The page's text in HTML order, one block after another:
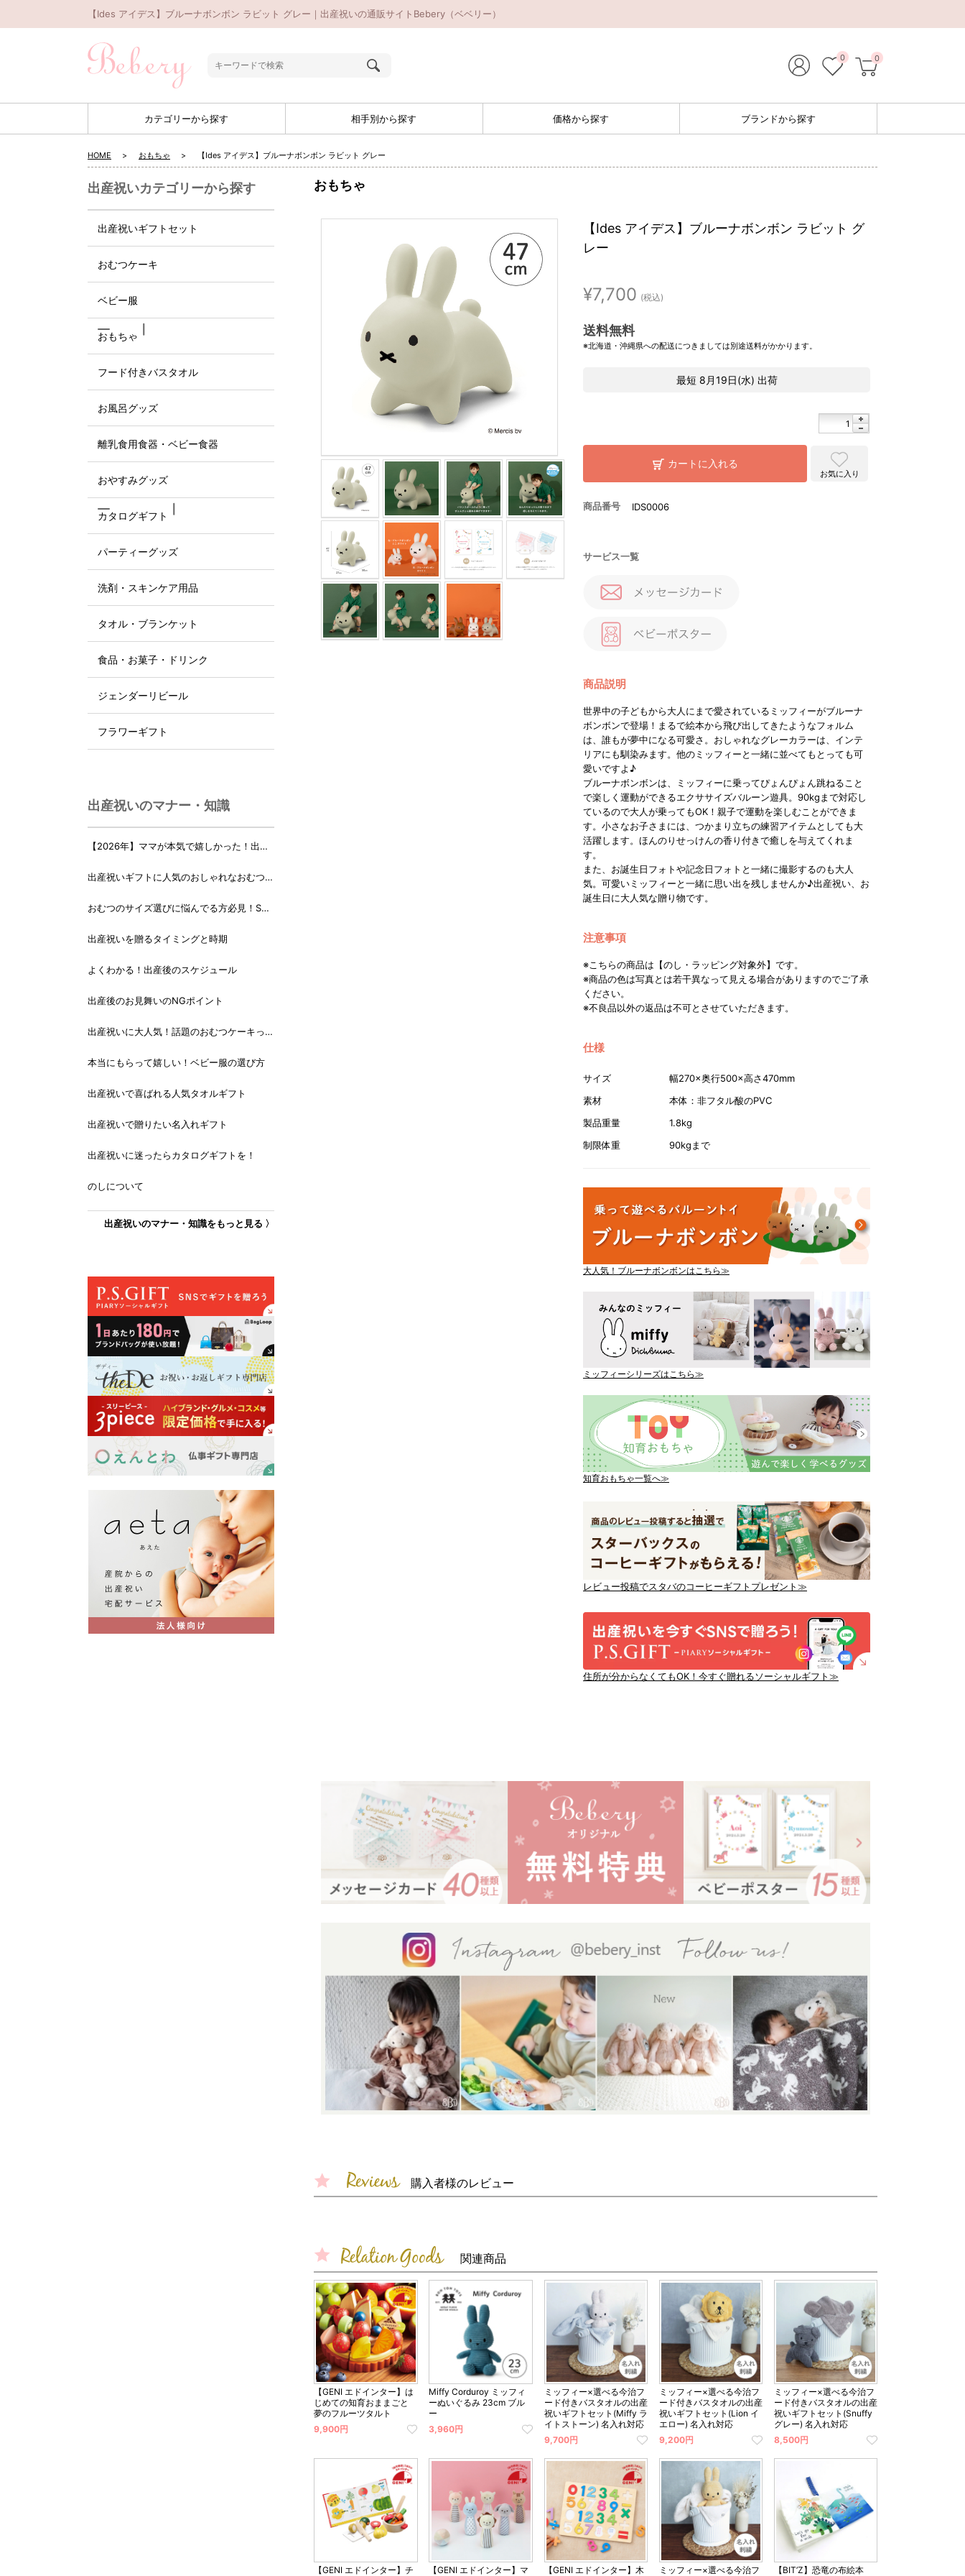
【Ides アイデス】ブルーナボンボン ラビット グレー｜出産祝いの通販サイトBebery（ベベリー）
0 0
カテゴリーから探す 相手別から探す 価格から探す ブランドから探す
HOME おもちゃ 【Ides アイデス】ブルーナボンボン ラビット グレー
おもちゃ
【Ides アイデス】ブルーナボンボン ラビット グ
レー
¥7,700 (税込)
送料無料
※北海道・沖縄県への配送につきましては別途送料がかかります。
最短 8月19日(水) 出荷
カートに入れる
お気に入り
商品番号 IDS0006
サービス一覧
商品説明
世界中の子どもから大人にまで愛されているミッフィーがブルーナ
ボンボンで登場！まるで絵本から飛び出してきたようなフォルム
は、誰もが夢中になる可愛さ。おしゃれなグレーカラーは、インテ
リアにも馴染みます。他のミッフィーと一緒に並べてもとっても可
愛いですよ♪
ブルーナボンボンは、ミッフィーに乗ってぴょんぴょん跳ねること
で楽しく運動ができるエクササイズバルーン遊具。90kgまで対応し
ているので大人が乗ってもOK！親子で運動を楽しむことができま
す。小さなお子さまには、つかまり立ちの練習アイテムとしても大
活躍します。ほんのりせっけんの香り付きで癒しを与えてくれま
す。
また、お誕生日フォトや記念日フォトと一緒に撮影するのも大人
気。可愛いミッフィーと一緒に思い出を残しませんか♪出産祝い、お
誕生日に大人気な贈り物です。
注意事項
※こちらの商品は【のし・ラッピング対象外】です。
※商品の色は写真とは若干異なって見える場合がありますのでご了承
ください。
※不良品以外の返品は不可とさせていただきます。
仕様
サイズ
幅270×奥行500×高さ470mm
素材
本体：非フタル酸のPVC
製品重量
1.8kg
制限体重
90kgまで
大人気！ブルーナボンボンはこちら≫
ミッフィーシリーズはこちら≫
知育おもちゃ一覧へ≫
レビュー投稿でスタバのコーヒーギフトプレゼント≫
住所が分からなくてもOK！今すぐ贈れるソーシャルギフト≫
購入者様のレビュー
関連商品
【GENI エドインター】は
じめての知育おままごと
夢のフルーツタルト
9,900円
Miffy Corduroy ミッフィ
ーぬいぐるみ 23cm ブル
ー
3,960円
ミッフィー×選べる今治フ
ード付きバスタオルの出産
祝いギフトセット(Miffy ラ
イトストーン) 名入れ対応
9,700円
ミッフィー×選べる今治フ
ード付きバスタオルの出産
祝いギフトセット(Lion イ
エロー) 名入れ対応
9,200円
ミッフィー×選べる今治フ
ード付きバスタオルの出産
祝いギフトセット(Snuffy
グレー) 名入れ対応
8,500円
【GENI エドインター】チ
【GENI エドインター】マ
【GENI エドインター】木
ミッフィー×選べる今治フ
【BIT’Z】恐竜の布絵本
出産祝いカテゴリーから探す
出産祝いギフトセット
おむつケーキ
ベビー服
おもちゃ
フード付きバスタオル
お風呂グッズ
離乳食用食器・ベビー食器
おやすみグッズ
カタログギフト
パーティーグッズ
洗剤・スキンケア用品
タオル・ブランケット
食品・お菓子・ドリンク
ジェンダーリビール
フラワーギフト
出産祝いのマナー・知識
【2026年】ママが本気で嬉しかった！出産
出産祝いギフトに人気のおしゃれなおむつケ
おむつのサイズ選びに悩んでる方必見！Sサ
出産祝いを贈るタイミングと時期
よくわかる！出産後のスケジュール
出産後のお見舞いのNGポイント
出産祝いに大人気！話題のおむつケーキっ
本当にもらって嬉しい！ベビー服の選び方
出産祝いで喜ばれる人気タオルギフト
出産祝いで贈りたい名入れギフト
出産祝いに迷ったらカタログギフトを！
のしについて
出産祝いのマナー・知識をもっと見る 〉